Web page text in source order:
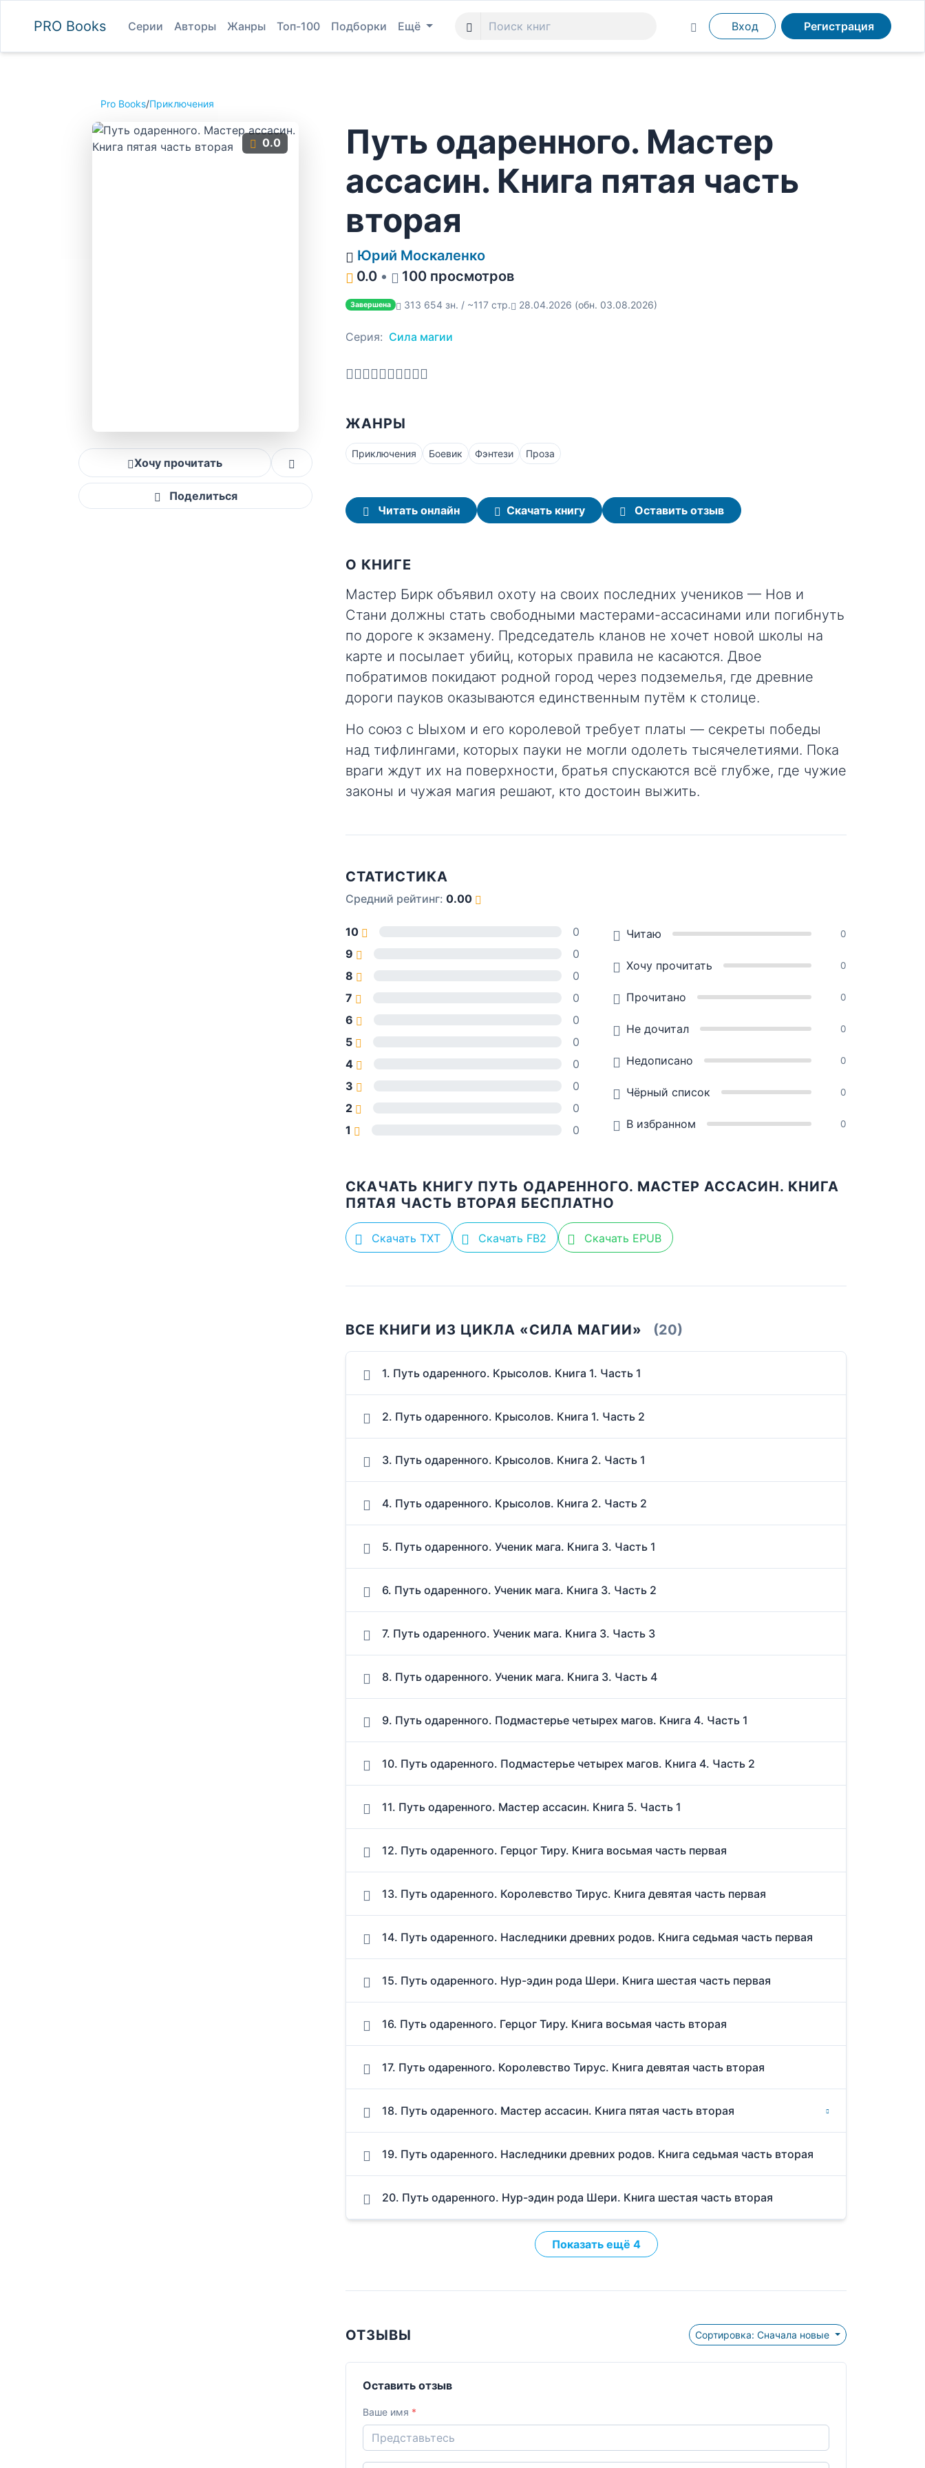
PRO Books Серии Авторы Жанры Топ-100 Подборки Ещё Вход Регистрация
Pro Books/Приключения
0.0
Хочу прочитать
Поделиться
Путь одаренного. Мастер
ассасин. Книга пятая часть
вторая
Юрий Москаленко
0.0 • 100 просмотров
Завершена 313 654 зн. / ~117 стр. 28.04.2026 (обн. 03.08.2026)
Серия: Сила магии
ЖАНРЫ
Приключения Боевик Фэнтези Проза
Читать онлайн Скачать книгу Оставить отзыв
О КНИГЕ
Мастер Бирк объявил охоту на своих последних учеников — Нов и
Стани должны стать свободными мастерами-ассасинами или погибнуть
по дороге к экзамену. Председатель кланов не хочет новой школы на
карте и посылает убийц, которых правила не касаются. Двое
побратимов покидают родной город через подземелья, где древние
дороги пауков оказываются единственным путём к столице.
Но союз с Ыыхом и его королевой требует платы — секреты победы
над тифлингами, которых пауки не могли одолеть тысячелетиями. Пока
враги ждут их на поверхности, братья спускаются всё глубже, где чужие
законы и чужая магия решают, кто достоин выжить.
СТАТИСТИКА
Средний рейтинг: 0.00
10
0
9
0
8
0
7
0
6
0
5
0
4
0
3
0
2
0
1
0
Читаю 0
Хочу прочитать 0
Прочитано 0
Не дочитал 0
Недописано 0
Чёрный список 0
В избранном 0
СКАЧАТЬ КНИГУ ПУТЬ ОДАРЕННОГО. МАСТЕР АССАСИН. КНИГА
ПЯТАЯ ЧАСТЬ ВТОРАЯ БЕСПЛАТНО
Скачать TXT Скачать FB2 Скачать EPUB
ВСЕ КНИГИ ИЗ ЦИКЛА «СИЛА МАГИИ» (20)
1. Путь одаренного. Крысолов. Книга 1. Часть 1
2. Путь одаренного. Крысолов. Книга 1. Часть 2
3. Путь одаренного. Крысолов. Книга 2. Часть 1
4. Путь одаренного. Крысолов. Книга 2. Часть 2
5. Путь одаренного. Ученик мага. Книга 3. Часть 1
6. Путь одаренного. Ученик мага. Книга 3. Часть 2
7. Путь одаренного. Ученик мага. Книга 3. Часть 3
8. Путь одаренного. Ученик мага. Книга 3. Часть 4
9. Путь одаренного. Подмастерье четырех магов. Книга 4. Часть 1
10. Путь одаренного. Подмастерье четырех магов. Книга 4. Часть 2
11. Путь одаренного. Мастер ассасин. Книга 5. Часть 1
12. Путь одаренного. Герцог Тиру. Книга восьмая часть первая
13. Путь одаренного. Королевство Тирус. Книга девятая часть первая
14. Путь одаренного. Наследники древних родов. Книга седьмая часть первая
15. Путь одаренного. Нур-эдин рода Шери. Книга шестая часть первая
16. Путь одаренного. Герцог Тиру. Книга восьмая часть вторая
17. Путь одаренного. Королевство Тирус. Книга девятая часть вторая
18. Путь одаренного. Мастер ассасин. Книга пятая часть вторая
19. Путь одаренного. Наследники древних родов. Книга седьмая часть вторая
20. Путь одаренного. Нур-эдин рода Шери. Книга шестая часть вторая
Показать ещё 4
ОТЗЫВЫ Сортировка: Сначала новые
Оставить отзыв
Ваше имя *